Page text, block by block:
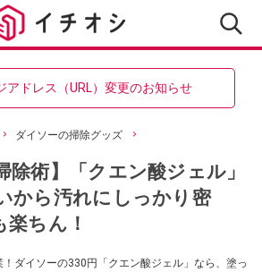
アドレス（URL）変更のお知らせ
ダイソーの掃除グッズ
除術】「クエン酸ジェル」
から汚れにしっかり密
ちん！
ダイソーの330円「クエン酸ジェル」なら、塗っ